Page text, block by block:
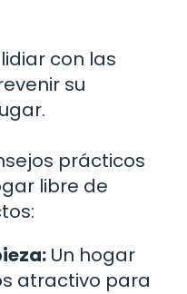
con las
su
prácticos
libre de
Un hogar
atractivo para